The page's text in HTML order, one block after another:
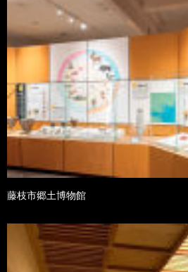
藤枝市郷土博物館